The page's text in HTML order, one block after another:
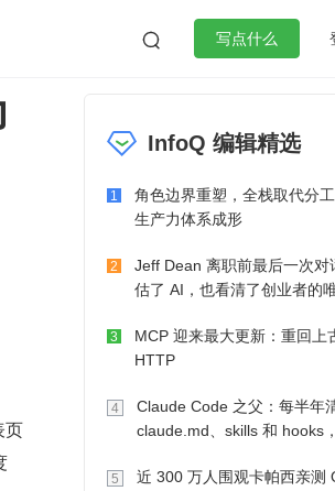
 写点什么
作
微服务架构 flutter
页
InfoQ 编辑精选
1
角色边界重塑，全栈取代分
生产力体系成形
2
Jeff Dean 离职前最后一次对
估了 AI，也看清了创业者的
3
MCP 迎来最大更新：重回上
HTTP
4
Claude Code 之父：每半年
claude.md、skills 和 hooks
5
近 300 万人围观卡帕西亲测